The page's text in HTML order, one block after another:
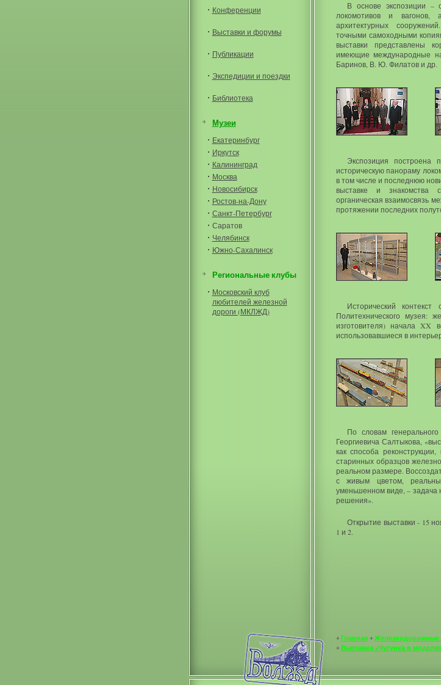
Конференции
Выставки и форумы
Публикации
Экспедиции и поездки
Библиотека
Музеи
Екатеринбург
Иркутск
Калининград
Москва
Новосибирск
Ростов-на-Дону
Санкт-Петербург
Саратов
Челябинск
Южно-Сахалинск
Региональные клубы
Московский клуб
любителей железной
дороги (МКЛЖД)
В основе экспозиции –
локомотивов и вагонов,
архитектурных
точными самоходными
выставки представлены
имеющие международные
Баринов, В. Ю. Филатов и др.
Экспозиция построена
историческую панораму
в том числе и последнюю
выставке и знакомства
органическая взаимосвязь
протяжении последних
Исторический
Политехнического музея:
изготовителя) начала XX
использовавшиеся в
По словам
Георгиевича Салтыкова,
как способа
старинных образцов
реальном размере.
с живым цветом,
уменьшенном виде, – задача
решения».
Открытие выставки - 15
1 и 2.
Главная
Выставка «Чугунка в